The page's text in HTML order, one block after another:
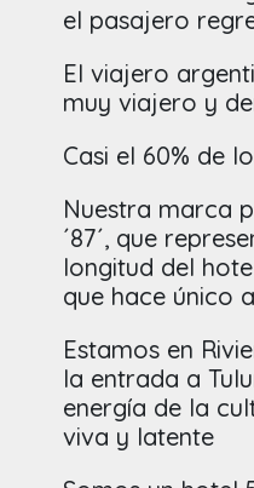
el pasajero
El viajero
muy viajero y
Casi el 60% de
Nuestra marca
´87´, que
longitud del
que hace único
Estamos en
la entrada a
energía de la
viva y latente